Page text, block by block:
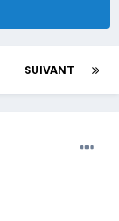
SUIVANT